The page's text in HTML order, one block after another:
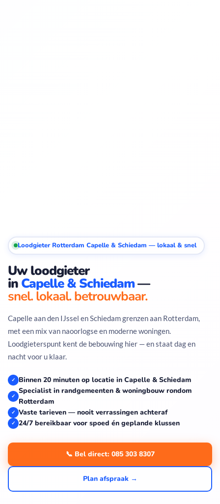
Loodgieter Rotterdam Capelle & Schiedam — lokaal & snel
Uw loodgieter
in Capelle & Schiedam—
snel. lokaal. betrouwbaar.
Capelle aan den IJssel en Schiedam grenzen aan Rotterdam,
met een mix van naoorlogse en moderne woningen.
Loodgieterspunt kent de bebouwing hier — en staat dag en
nacht voor u klaar.
✓ Binnen 20 minuten op locatie in Capelle & Schiedam
✓
Specialist in randgemeenten & woningbouw rondom
Rotterdam
✓ Vaste tarieven — nooit verrassingen achteraf
✓ 24/7 bereikbaar voor spoed én geplande klussen
📞 Bel direct: 085 303 8307
Plan afspraak →